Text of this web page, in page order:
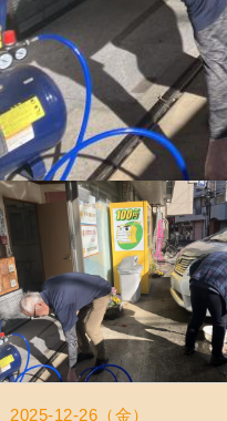
2025-12-26（金）